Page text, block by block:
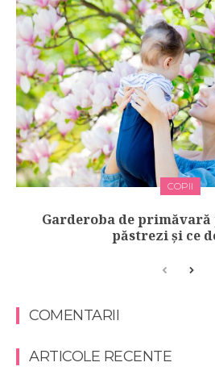
COPII
Garderoba de
păstrezi și ce
COMENTARII
ARTICOLE RECENTE